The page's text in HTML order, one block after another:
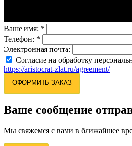
Ваше имя: *
Телефон: *
Электронная почта:
Согласие на обработку
https://aristocrat-zlat.ru/agreement/
ОФОРМИТЬ ЗАКАЗ
Ваше сообщение
Мы свяжемся с вами в ближайшее